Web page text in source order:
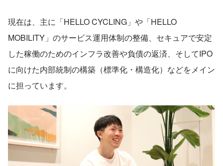
現在は、主に「HELLO CYCLING」や「HELLO
MOBILITY」のサービス運用体制の整備、セキュアで安定
した稼働のためのインフラ改善や負債の返済、そしてIPO
に向けた内部統制の構築（標準化・構造化）などをメイン
に担っています。